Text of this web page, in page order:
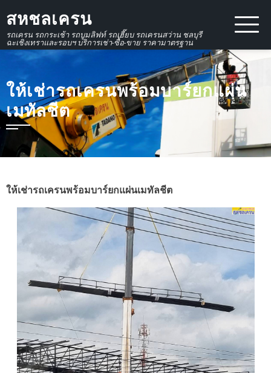
to
content
สหชลเครน
รถเครน รถกระเช้า รถบูมลิฟท์ รถเฮี๊ยบ รถเครนสว่าน ชลบุรี
ฉะเชิงเทราและรอบฯ บริการเช่า-ซื้อ-ขาย ราคามาตรฐาน
ให้เช่ารถเครนพร้อมบาร์ยกแผ่น
เมทัลชีต
ให้เช่ารถเครนพร้อมบาร์ยกแผ่นเมทัลชีต